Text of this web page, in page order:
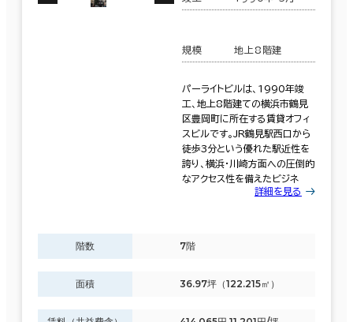
規模 地上8階建
パーライトビルは、1990年竣
工、地上8階建ての横浜市鶴見
区豊岡町に所在する賃貸オフィ
スビルです。JR鶴見駅西口から
徒歩3分という優れた駅近性を
誇り、横浜・川崎方面への圧倒的
なアクセス性を備えたビジネ
詳細を見る
階数 7階
面積 36.97坪（122.215㎡）